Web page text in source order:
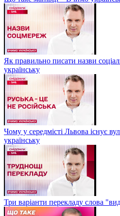
Як правильно писати назви
українську
Чому у середмісті Львова існує
українську
Три варіанти перекладу слова